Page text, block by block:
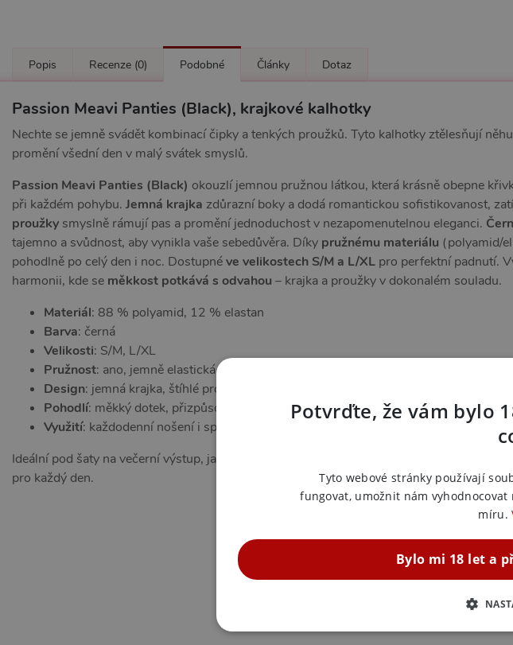
Popis Recenze (0) Podobné Články Dotaz
Passion Meavi Panties (Black), krajkové kalhotky
Nechte se jemně svádět kombinací čipky a tenkých proužků. Tyto kalhotky ztělesňují
promění všední den v malý svátek smyslů.
Passion Meavi Panties (Black) okouzlí jemnou pružnou látkou, která krásně obepne
při každém pohybu. Jemná krajka zdůrazní boky a dodá romantickou sofistikovanost,
proužky smyslně rámují pas a promění jednoduchost v nezapomenutelnou eleganci.
tajemno a svůdnost, aby vynikla vaše sebedůvěra. Díky pružnému materiálu (polyamid/
pohodlně po celý den i noc. Dostupnéve velikostech S/M a L/XL pro perfektní padnutí.
harmonii, kde se měkkost potkává s odvahou – krajka a proužky v dokonalém souladu.
Materiál: 88 % polyamid, 12 % elastan
Barva: černá
Velikosti: S/M, L/XL
Pružnost: ano, jemně elastická látka
Design: jemná krajka, štíhlé proužky, romantický detail boků
Pohodlí: měkký dotek, přizpůsobivý střih
Využití: každodenní nošení i speciální chvíle
Ideální pod šaty na večerní výstup, jako tajný doplněk pro vzrušující rande i jako pohodlný
pro každý den.
Potvrďte, že vám bylo
Tyto webové stránky používají
fungovat, umožnit nám
míru.
Bylo mi 18 let a
NEZBYTNĚ NUTNÉ